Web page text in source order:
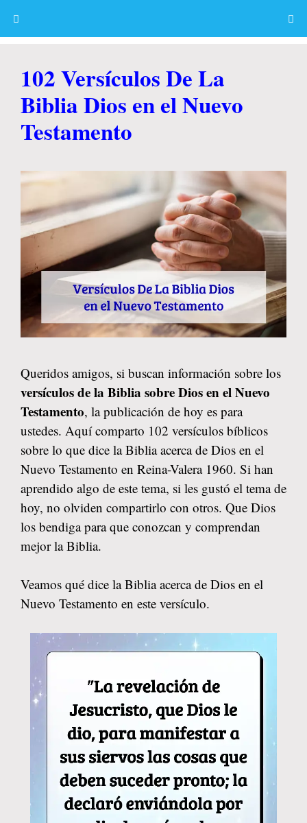
102 Versículos De La
Biblia Dios en el Nuevo
Testamento
Queridos amigos, si buscan información sobre los
versículos de la Biblia sobre Dios en el Nuevo
Testamento, la publicación de hoy es para
ustedes. Aquí comparto 102 versículos bíblicos
sobre lo que dice la Biblia acerca de Dios en el
Nuevo Testamento en Reina-Valera 1960. Si han
aprendido algo de este tema, si les gustó el tema de
hoy, no olviden compartirlo con otros. Que Dios
los bendiga para que conozcan y comprendan
mejor la Biblia.
Veamos qué dice la Biblia acerca de Dios en el
Nuevo Testamento en este versículo.